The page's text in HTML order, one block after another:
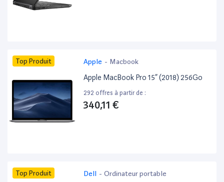
Top Produit Apple - Macbook
Apple MacBook Pro 15” (2018) 256Go
292 offres à partir de :
340,11 €
Top Produit Dell - Ordinateur portable